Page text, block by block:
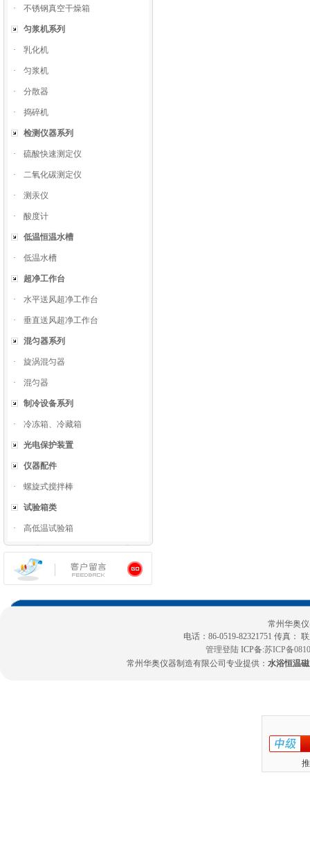
· 不锈钢真空干燥箱
匀浆机系列
· 乳化机
· 匀浆机
· 分散器
· 捣碎机
检测仪器系列
· 硫酸快速测定仪
· 二氧化碳测定仪
· 测汞仪
· 酸度计
低温恒温水槽
· 低温水槽
超净工作台
· 水平送风超净工作台
· 垂直送风超净工作台
混匀器系列
· 旋涡混匀器
· 混匀器
制冷设备系列
· 冷冻箱、冷藏箱
光电保护装置
仪器配件
· 螺旋式搅拌棒
试验箱类
· 高低温试验箱
常州华奥
电话：86-0519-82321751 传真：
管理登陆 ICP备:苏ICP备
常州华奥仪器制造有限公司专业提供： 水浴恒温